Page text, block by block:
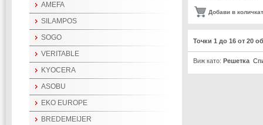
Добави в
Точки 1 до 16 от 20
Виж като: Решетка
AMEFA
SILAMPOS
SOGO
VERITABLE
KYOCERA
ASOBU
EKO EUROPE
BREDEMEIJER